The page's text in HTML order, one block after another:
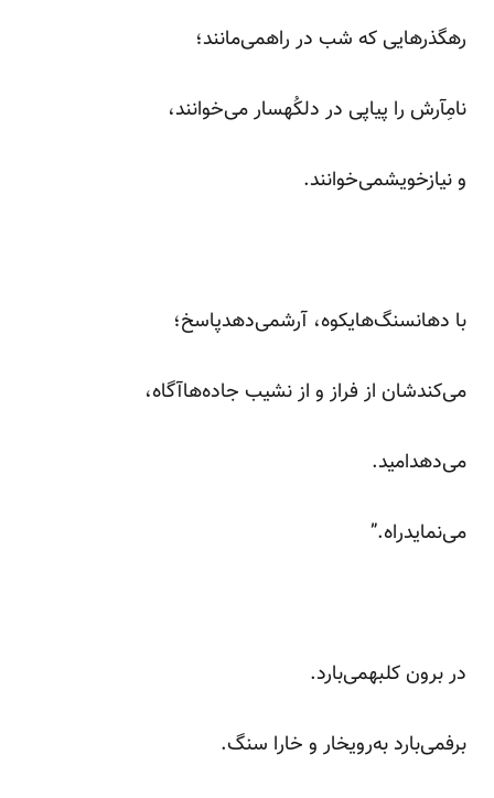
رهگذرهایی که شب در راهمی‌مانند؛
نامِآرش را پیاپی در دلکُهسار می‌خوانند،
و نیازخویشمی‌خوانند.
با دهانسنگ‌هایکوه، آرشمی‌دهدپاسخ؛
می‌کندشان از فراز و از نشیب جاده‌هاآگاه،
می‌دهدامید.
می‌نمایدراه.”
در برون کلبهمی‌بارد.
برفمی‌بارد به‌رویخار و خارا سنگ.